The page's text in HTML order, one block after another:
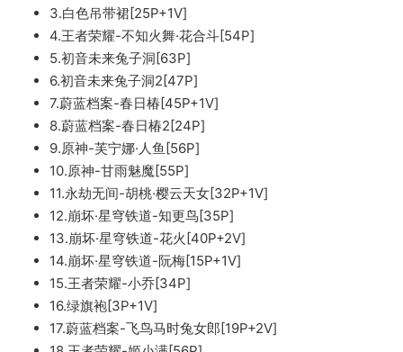
3.白色吊带裙[25P+1V]
4.王者荣耀-不知火舞·花合斗[54P]
5.初音未来兔子洞[63P]
6.初音未来兔子洞2[47P]
7.蔚蓝档案-春日椿[45P+1V]
8.蔚蓝档案-春日椿2[24P]
9.原神-芙宁娜·人鱼[56P]
10.原神-甘雨魅魔[55P]
11.永劫无间-胡桃·樱云天女[32P+1V]
12.崩坏·星穹铁道-知更鸟[35P]
13.崩坏·星穹铁道-花火[40P+2V]
14.崩坏·星穹铁道-阮梅[15P+1V]
15.王者荣耀-小乔[34P]
16.绿旗袍[3P+1V]
17.蔚蓝档案-飞鸟马时兔女郎[19P+2V]